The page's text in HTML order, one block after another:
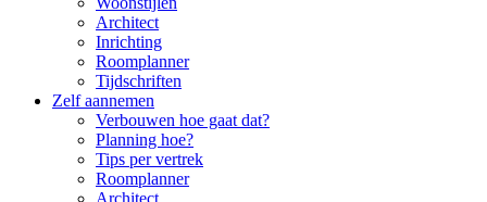
Architect
Inrichting
Roomplanner
Tijdschriften
Zelf aannemen
Verbouwen hoe gaat dat?
Planning hoe?
Tips per vertrek
Roomplanner
Architect